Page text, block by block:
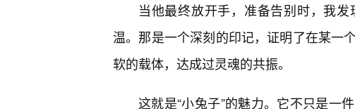
当他最终放开手，准备告别时，我
温。那是一个深刻的印记，证明了在某一
软的载体，达成过灵魂的共振。
这就是“小兔子”的魅力。它不只是一